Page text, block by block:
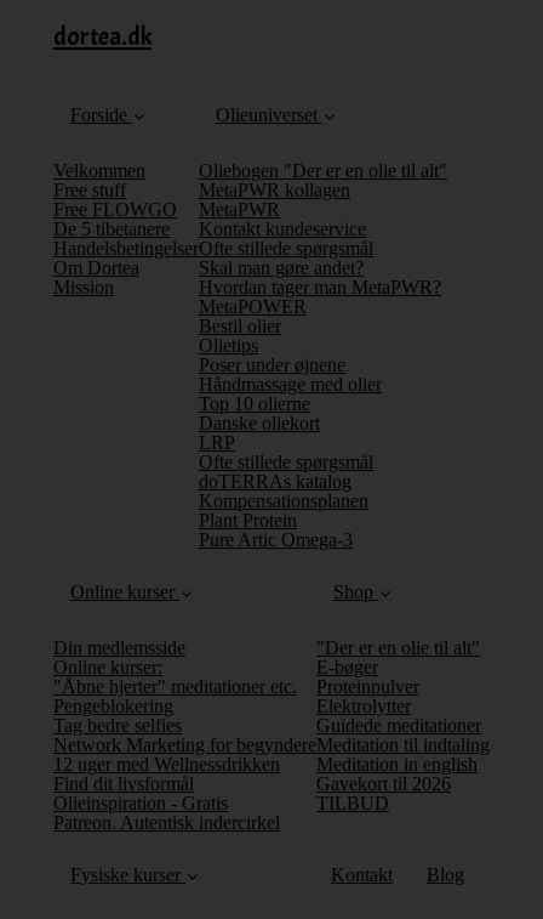
dortea.dk
Forside
Velkommen
Free stuff
Free FLOWGO
De 5 tibetanere
Handelsbetingelser
Om Dortea
Mission
Olieuniverset
Oliebogen "Der er en olie til alt"
MetaPWR kollagen
MetaPWR
Kontakt kundeservice
Ofte stillede spørgsmål
Skal man gøre andet?
Hvordan tager man MetaPWR?
MetaPOWER
Bestil olier
Olietips
Poser under øjnene
Håndmassage med olier
Top 10 olierne
Danske oliekort
LRP
Ofte stillede spørgsmål
doTERRAs katalog
Kompensationsplanen
Plant Protein
Pure Artic Omega-3
Online kurser
Din medlemsside
Online kurser:
"Åbne hjerter" meditationer etc.
Pengeblokering
Tag bedre selfies
Network Marketing for begyndere
12 uger med Wellnessdrikken
Find dit livsformål
Olieinspiration - Gratis
Patreon. Autentisk indercirkel
Shop
"Der er en olie til alt"
E-bøger
Proteinpulver
Elektrolytter
Guidede meditationer
Meditation til indtaling
Meditation in english
Gavekort til 2026
TILBUD
Fysiske kurser Kontakt Blog